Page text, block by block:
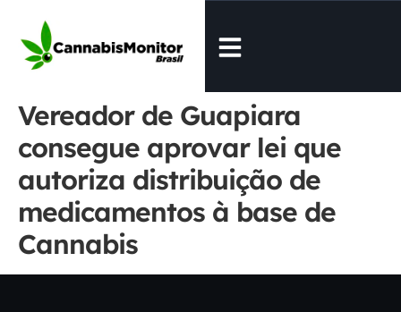
Vereador de Guapiara
consegue aprovar lei que
autoriza distribuição de
medicamentos à base de
Cannabis